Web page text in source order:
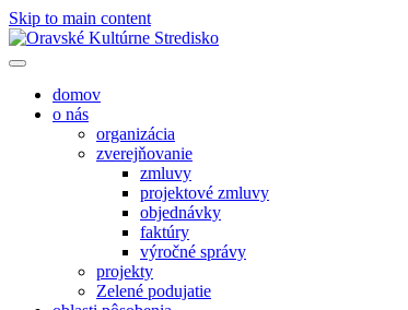
Skip to main content
domov
o nás
organizácia
zverejňovanie
zmluvy
projektové zmluvy
objednávky
faktúry
výročné správy
projekty
Zelené podujatie